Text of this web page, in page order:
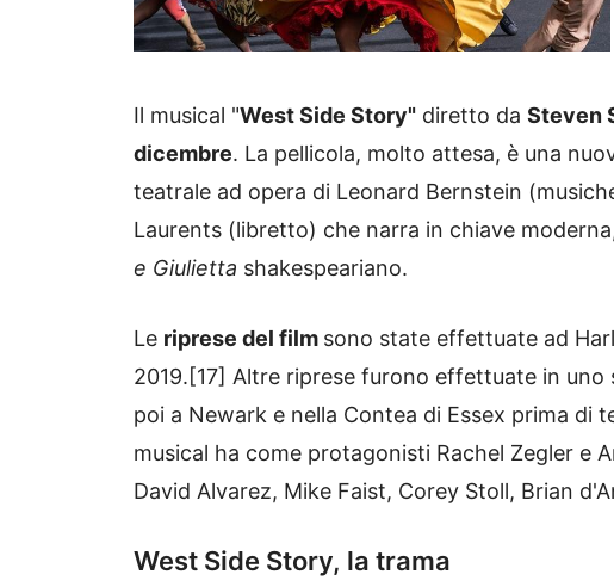
Il musical "West Side Story" diretto da Steven
dicembre. La pellicola, molto attesa, è una
teatrale ad opera di Leonard Bernstein
Laurents (libretto) che narra in chiave
e Giulietta shakespeariano.
Le riprese del film sono state effettuate ad
2019.[17] Altre riprese furono effettuate in
poi a Newark e nella Contea di Essex prima di
musical ha come protagonisti Rachel Zegler e
David Alvarez, Mike Faist, Corey Stoll, Brian
West Side Story, la trama